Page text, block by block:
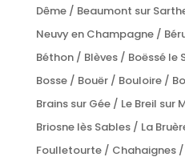
Dême / Beaumont sur
Neuvy en Champagne /
Béthon / Blèves / Boëssé le
Bosse / Bouër / Bouloire /
Brains sur Gée / Le Breil sur
Briosne lès Sables / La
Foulletourte / Chahaignes